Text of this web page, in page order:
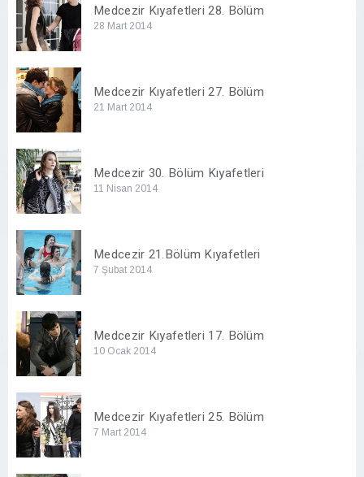
Medcezir Kıyafetleri 28. Bölüm
28 Mart 2014
Medcezir Kıyafetleri 27. Bölüm
21 Mart 2014
Medcezir 30. Bölüm Kıyafetleri
11 Nisan 2014
Medcezir 21.Bölüm Kıyafetleri
7 Şubat 2014
Medcezir Kıyafetleri 17. Bölüm
10 Ocak 2014
Medcezir Kıyafetleri 25. Bölüm
7 Mart 2014